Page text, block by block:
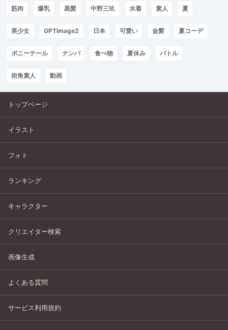
筋肉 爆乳 黒髪 中野三玖 水着 素人 夏
美少女 GPTImage2 日本 可愛い 金髪 夏コーデ
ポニーテール ナンパ 食べ物 夏休み バトル
街角素人 動画
トップページ
イラスト
フォト
ランキング
キャラクター
クリエイター検索
画像生成
よくある質問
サービス利用規約